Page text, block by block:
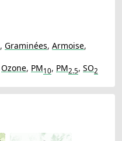
, Graminées, Armoise,
Ozone, PM10, PM2.5, SO2